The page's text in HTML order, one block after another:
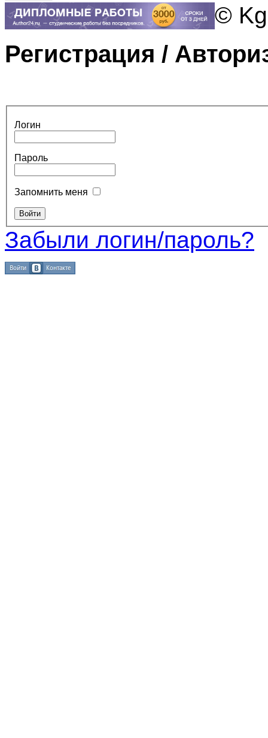
©
Регистрация /
Логин
Пароль
Запомнить меня
Забыли логин/пароль?